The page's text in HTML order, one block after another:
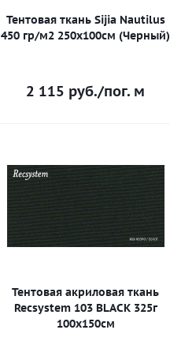
Тентовая ткань Sijia Nautilus
450 гр/м2 250х100см (Черный)
2 115 руб./пог. м
Тентовая акриловая ткань
Recsystem 103 BLACK 325г
100х150см